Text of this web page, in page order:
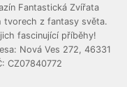
Fantastická Zvířata
tvorech z fantasy světa.
fascinující příběhy!
Nová Ves 272, 46331
CZ07840772